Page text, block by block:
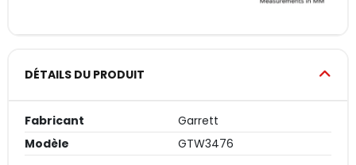
DÉTAILS DU PRODUIT
Fabricant
Garrett
Modèle
GTW3476